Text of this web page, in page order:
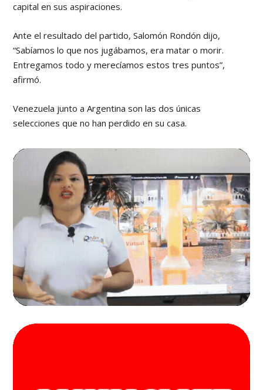
capital en sus aspiraciones.
Ante el resultado del partido, Salomón Rondón dijo,
“Sabíamos lo que nos jugábamos, era matar o morir.
Entregamos todo y merecíamos estos tres puntos”,
afirmó.
Venezuela junto a Argentina son las dos únicas
selecciones que no han perdido en su casa.